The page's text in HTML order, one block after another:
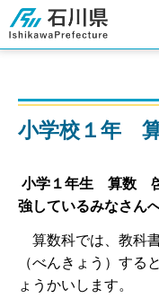
石川県
小学校１年
小学１年生 算数
強しているみなさん
算数科では、教科
（べんきょう）する
ょうかいします。